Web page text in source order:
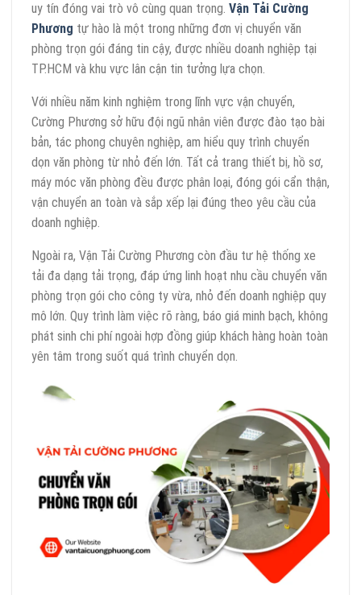
uy tín đóng vai trò vô cùng quan trọng. Vận Tải Cường
Phương tự hào là một trong những đơn vị chuyển văn
phòng trọn gói đáng tin cậy, được nhiều doanh nghiệp tại
TP.HCM và khu vực lân cận tin tưởng lựa chọn.
Với nhiều năm kinh nghiệm trong lĩnh vực vận chuyển,
Cường Phương sở hữu đội ngũ nhân viên được đào tạo bài
bản, tác phong chuyên nghiệp, am hiểu quy trình chuyển
dọn văn phòng từ nhỏ đến lớn. Tất cả trang thiết bị, hồ sơ,
máy móc văn phòng đều được phân loại, đóng gói cẩn thận,
vận chuyển an toàn và sắp xếp lại đúng theo yêu cầu của
doanh nghiệp.
Ngoài ra, Vận Tải Cường Phương còn đầu tư hệ thống xe
tải đa dạng tải trọng, đáp ứng linh hoạt nhu cầu chuyển văn
phòng trọn gói cho công ty vừa, nhỏ đến doanh nghiệp quy
mô lớn. Quy trình làm việc rõ ràng, báo giá minh bạch, không
phát sinh chi phí ngoài hợp đồng giúp khách hàng hoàn toàn
yên tâm trong suốt quá trình chuyển dọn.